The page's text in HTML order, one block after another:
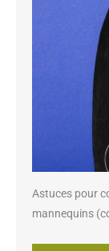
Astuces pour
mannequins